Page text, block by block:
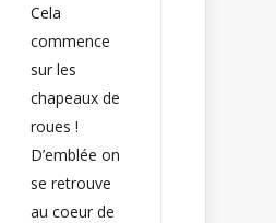
Cela
commence
sur les
chapeaux de
roues !
D’emblée on
se retrouve
au coeur de